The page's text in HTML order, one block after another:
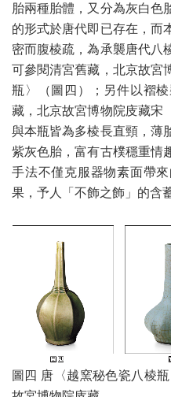
胎兩種胎體，又分為灰白色
的形式於唐代即已存在，而
密而腹棱疏，為承襲唐代八
可參閱清宮舊藏，北京故宮
瓶〉（圖四）；另件以褶
藏，北京故宮博物院庋藏宋
與本瓶皆為多棱長直頸，薄
紫灰色胎，富有古樸穩重情
手法不僅克服器物素面帶
果，予人「不飾之飾」的含
圖四 唐〈越窯秘色瓷八棱